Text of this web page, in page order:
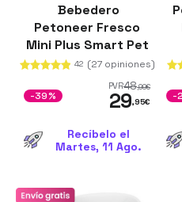
Bebedero
Petoneer Fresco
Mini Plus Smart Pet
Fountain
42 (27 opiniones)
PVR48,99€
29,95€
-39%
Recíbelo el
Martes, 11 Ago.
-